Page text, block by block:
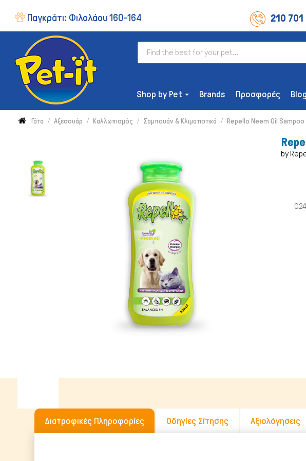
Παγκράτι: Φιλολάου 160-164 210
Shop by Pet
ΔΙΑΤΡΟΦΉ
Ξηρή Τροφή
Συμπληρώματα & Βιταμίνες
Υγρή Τροφή
Ωμή Τροφή Σκύλου
Brands Προσφορές Blog
Γάτα Αξεσουάρ Καλλωπισμός Σαμπουάν & Κλιματιστικά Repello Neem Oil Sampoo
by
Διατροφικές Πληροφορίες Οδηγίες Σίτησης Αξιολόγησεις